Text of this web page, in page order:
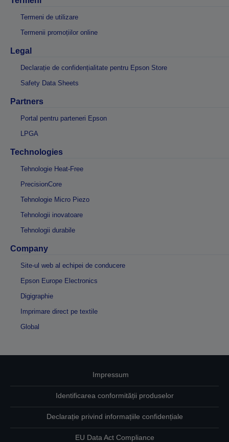
Termeni de utilizare
Termenii promoțiilor online
Legal
Declarație de confidențialitate pentru Epson Store
Safety Data Sheets
Partners
Portal pentru parteneri Epson
LPGA
Technologies
Tehnologie Heat-Free
PrecisionCore
Tehnologie Micro Piezo
Tehnologii inovatoare
Tehnologii durabile
Company
Site-ul web al echipei de conducere
Epson Europe Electronics
Digigraphie
Imprimare direct pe textile
Global
Impressum
Identificarea conformității produselor
Declarație privind informațiile confidențiale
EU Data Act Compliance